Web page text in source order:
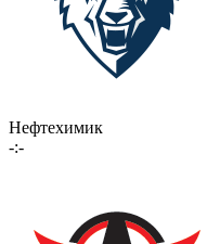
Нефтехимик
-:-